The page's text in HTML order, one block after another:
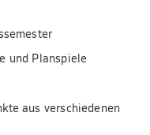
und Planspiele
aus verschiedenen